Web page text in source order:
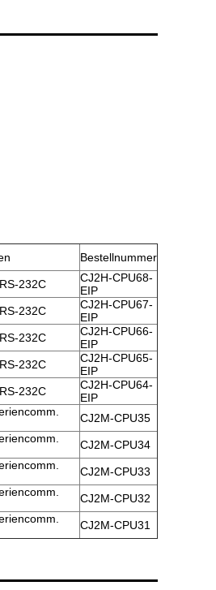
Bestellnummer
232C
CJ2H-CPU68-
EIP
232C
CJ2H-CPU67-
EIP
232C
CJ2H-CPU66-
EIP
232C
CJ2H-CPU65-
EIP
232C
CJ2H-CPU64-
EIP
CJ2M-CPU35
CJ2M-CPU34
CJ2M-CPU33
CJ2M-CPU32
CJ2M-CPU31